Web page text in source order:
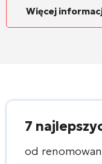
Więcej
7
od